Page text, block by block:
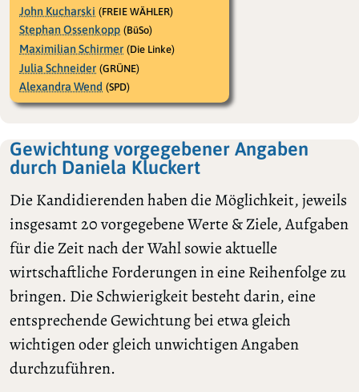
John Kucharski (FREIE WÄHLER)
Stephan Ossenkopp (BüSo)
Maximilian Schirmer (Die Linke)
Julia Schneider (GRÜNE)
Alexandra Wend (SPD)
Gewichtung vorgegebener Angaben
durch Daniela Kluckert
Die Kandidierenden haben die Möglichkeit, jeweils
insgesamt 20 vorgegebene Werte & Ziele, Aufgaben
für die Zeit nach der Wahl sowie aktuelle
wirtschaftliche Forderungen in eine Reihenfolge zu
bringen. Die Schwierigkeit besteht darin, eine
entsprechende Gewichtung bei etwa gleich
wichtigen oder gleich unwichtigen Angaben
durchzuführen.